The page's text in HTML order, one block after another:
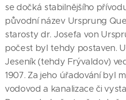
se dočká stabilnějšího
původní název Ursprung
starosty dr. Josefa von
počest byl tehdy postaven.
Jeseník (tehdy Frývaldov)
1907. Za jeho úřadování byl
vodovod a kanalizace či